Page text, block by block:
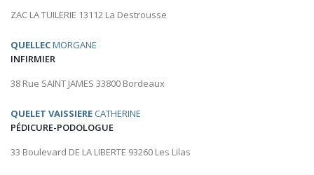
ZAC LA TUILERIE 13112 La Destrousse
QUELLECMORGANE
INFIRMIER
38 Rue SAINT JAMES 33800 Bordeaux
QUELET VAISSIERE CATHERINE
PÉDICURE-PODOLOGUE
33 Boulevard DE LA LIBERTE 93260 Les Lilas